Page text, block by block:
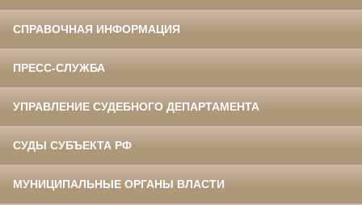
СПРАВОЧНАЯ ИНФОРМАЦИЯ
ПРЕСС-СЛУЖБА
УПРАВЛЕНИЕ СУДЕБНОГО ДЕПАРТАМЕНТА
СУДЫ СУБЪЕКТА РФ
МУНИЦИПАЛЬНЫЕ ОРГАНЫ ВЛАСТИ